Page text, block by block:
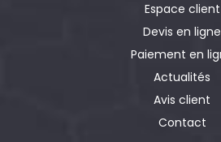
Espace client
Devis en ligne
Paiement en
Actualités
Avis client
Contact